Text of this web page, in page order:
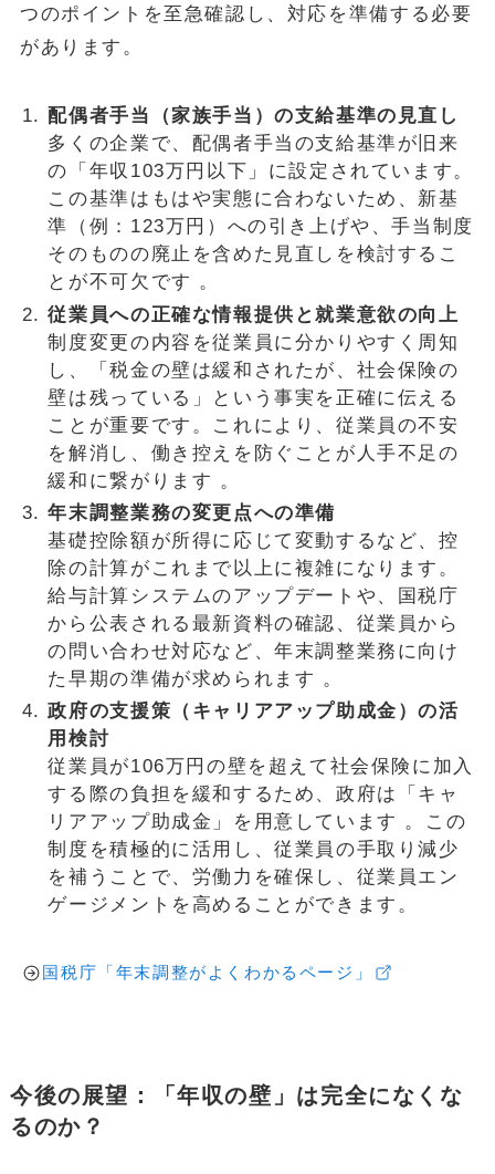
つのポイントを至急確認し、対応を準備する必要
があります。
配偶者手当（家族手当）の支給基準の見直し
多くの企業で、配偶者手当の支給基準が旧来
の「年収103万円以下」に設定されています。
この基準はもはや実態に合わないため、新基
準（例：123万円）への引き上げや、手当制度
そのものの廃止を含めた見直しを検討するこ
とが不可欠です 。
従業員への正確な情報提供と就業意欲の向上
制度変更の内容を従業員に分かりやすく周知
し、「税金の壁は緩和されたが、社会保険の
壁は残っている」という事実を正確に伝える
ことが重要です。これにより、従業員の不安
を解消し、働き控えを防ぐことが人手不足の
緩和に繋がります 。
年末調整業務の変更点への準備
基礎控除額が所得に応じて変動するなど、控
除の計算がこれまで以上に複雑になります。
給与計算システムのアップデートや、国税庁
から公表される最新資料の確認、従業員から
の問い合わせ対応など、年末調整業務に向け
た早期の準備が求められます 。
政府の支援策（キャリアアップ助成金）の活
用検討
従業員が106万円の壁を超えて社会保険に加入
する際の負担を緩和するため、政府は「キャ
リアアップ助成金」を用意しています 。この
制度を積極的に活用し、従業員の手取り減少
を補うことで、労働力を確保し、従業員エン
ゲージメントを高めることができます。
国税庁「年末調整がよくわかるページ」
今後の展望：「年収の壁」は完全になくな
るのか？